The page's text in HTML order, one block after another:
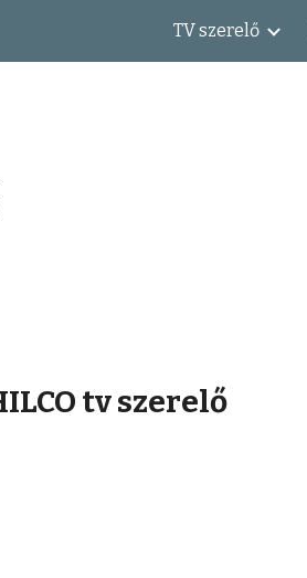
Skip to navigationTV szerelő
tv szerelő